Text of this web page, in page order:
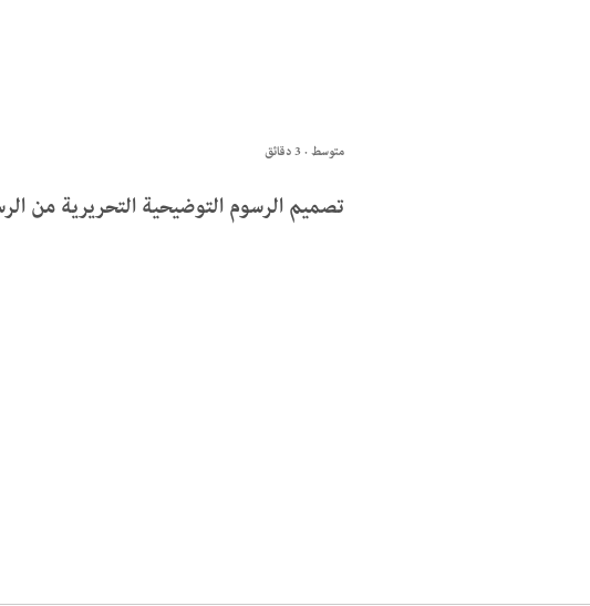
متوسط · 3 دقائق
تصميم الرسوم التوضيحية التحريرية من